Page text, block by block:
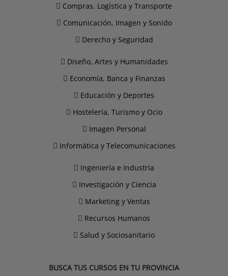
Compras, Logística y Transporte
Comunicación, Imagen y Sonido
Derecho y Seguridad
Diseño, Artes y Humanidades
Economía, Banca y Finanzas
Educación y Deportes
Hostelería, Turismo y Ocio
Imagen Personal
Informática y Telecomunicaciones
Ingeniería e Industria
Investigación y Ciencia
Marketing y Ventas
Recursos Humanos
Salud y Sociosanitario
BUSCA TUS CURSOS EN TU PROVINCIA